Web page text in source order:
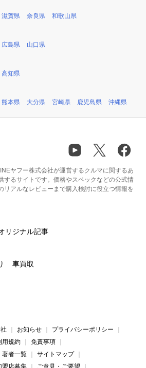
滋賀県 奈良県 和歌山県
広島県 山口県
高知県
熊本県 大分県 宮崎県 鹿児島県 沖縄県
ヤフー株式会社が運営するクルマに関するあ
するサイトです。価格やスペックなどの公式情
リアルなレビューまで購入検討に役立つ情報を
リジナル記事
車買取
お知らせ
プライバシーポリシー
用規約
免責事項
著者一覧
サイトマップ
盟店募集 ご意見・ご要望